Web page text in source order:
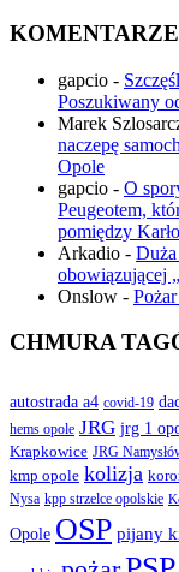
KOMENTARZE
gapcio -
Poszukiwany
Marek
naczepę
Opole
gapcio - O
Peugeotem,
pomiędzy
Arkadio -
obowiązującej
Onslow -
CHMURA
autostrada a4 covid-19
hems opole JRG jrg 1
Krapkowice JRG
kmp opole kolizja
Nysa kpp strzelce opolskie
Opole OSP pijany